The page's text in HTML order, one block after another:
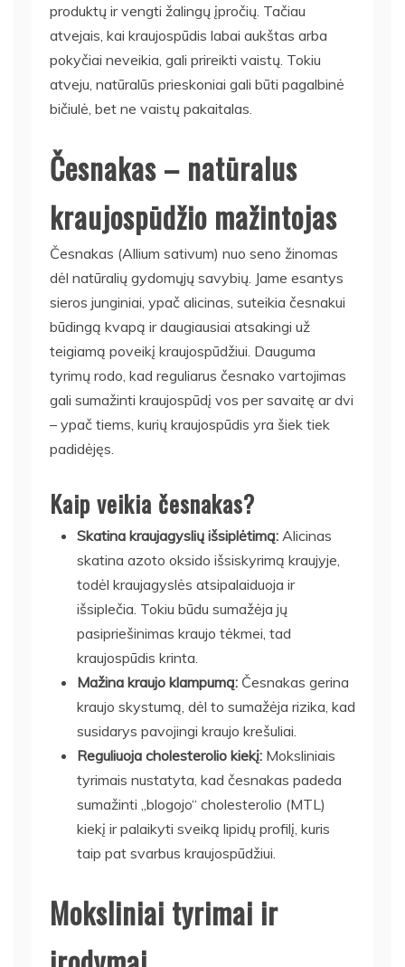
produktų ir vengti žalingų įpročių. Tačiau
atvejais, kai kraujospūdis labai aukštas arba
pokyčiai neveikia, gali prireikti vaistų. Tokiu
atveju, natūralūs prieskoniai gali būti pagalbinė
bičiulė, bet ne vaistų pakaitalas.
Česnakas – natūralus
kraujospūdžio mažintojas
Česnakas (Allium sativum) nuo seno žinomas
dėl natūralių gydomųjų savybių. Jame esantys
sieros junginiai, ypač alicinas, suteikia česnakui
būdingą kvapą ir daugiausiai atsakingi už
teigiamą poveikį kraujospūdžiui. Dauguma
tyrimų rodo, kad reguliarus česnako vartojimas
gali sumažinti kraujospūdį vos per savaitę ar dvi
– ypač tiems, kurių kraujospūdis yra šiek tiek
padidėjęs.
Kaip veikia česnakas?
Skatina kraujagyslių išsiplėtimą: Alicinas
skatina azoto oksido išsiskyrimą kraujyje,
todėl kraujagyslės atsipalaiduoja ir
išsiplečia. Tokiu būdu sumažėja jų
pasipriešinimas kraujo tėkmei, tad
kraujospūdis krinta.
Mažina kraujo klampumą: Česnakas gerina
kraujo skystumą, dėl to sumažėja rizika, kad
susidarys pavojingi kraujo krešuliai.
Reguliuoja cholesterolio kiekį: Moksliniais
tyrimais nustatyta, kad česnakas padeda
sumažinti „blogojo“ cholesterolio (MTL)
kiekį ir palaikyti sveiką lipidų profilį, kuris
taip pat svarbus kraujospūdžiui.
Moksliniai tyrimai ir